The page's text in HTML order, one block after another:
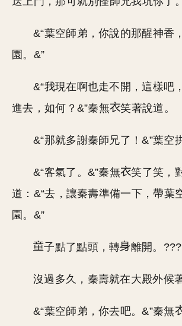
&“葉空師弟，你說的那醒神香
園。&”
&“我現在啊也走不開，這樣吧
進去，如何？&”秦無
笑著說道。
&“那就多謝秦師兄了！&”葉空
&“客氣了。&”秦無 笑了笑，
道：&“去，讓秦壽準備一下，帶葉
園。&”
子點了點頭，轉 離開。???
沒過多久，秦壽就在大殿外候
&“葉空師弟，你去吧。&”秦無